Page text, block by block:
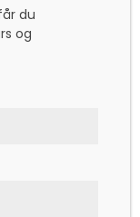
du
og